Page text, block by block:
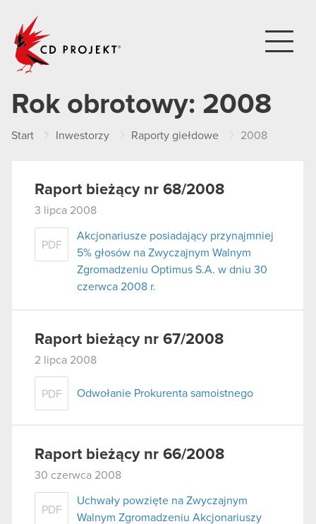
Rok obrotowy: 2008
Start Inwestorzy Raporty giełdowe 2008
Raport bieżący nr 68/2008
3 lipca 2008
PDF
Akcjonariusze posiadający przynajmniej
5% głosów na Zwyczajnym Walnym
Zgromadzeniu Optimus S.A. w dniu 30
czerwca 2008 r.
Raport bieżący nr 67/2008
2 lipca 2008
PDF Odwołanie Prokurenta samoistnego
Raport bieżący nr 66/2008
30 czerwca 2008
PDF
Uchwały powzięte na Zwyczajnym
Walnym Zgromadzeniu Akcjonariuszy